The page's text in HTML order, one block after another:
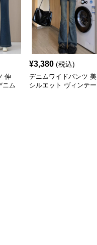
伸
ニム
¥3,380 (税込)
デニムワイドパンツ 美
シルエット ヴィンテー